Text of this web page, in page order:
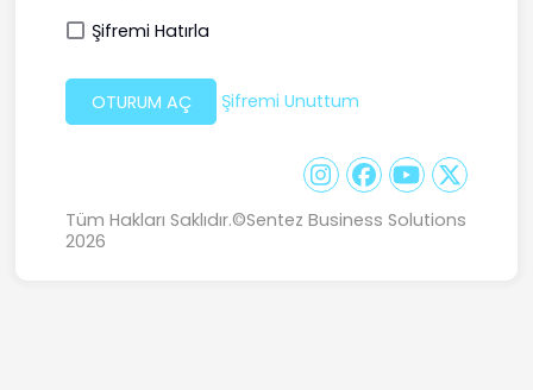
Şifremi Hatırla
OTURUM AÇ Şifremi Unuttum
Tüm Hakları Saklıdır.©Sentez Business Solutions
2026